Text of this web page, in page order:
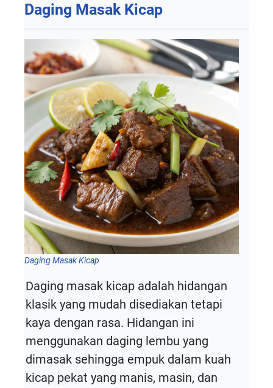
Daging Masak Kicap
Daging Masak Kicap
Daging masak kicap adalah hidangan
klasik yang mudah disediakan tetapi
kaya dengan rasa. Hidangan ini
menggunakan daging lembu yang
dimasak sehingga empuk dalam kuah
kicap pekat yang manis, masin, dan